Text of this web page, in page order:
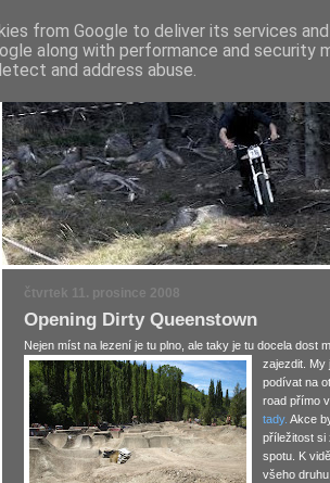
čtvrtek 11. prosince 2008
Opening Dirty Queenstown
Nejen míst na lezení je tu plno, ale taky je tu docela dost
zajezdit. My
podívat na
road přímo
tady. Akce
příležitost si
spotu. K
všeho
from Google to deliver its services
along with performance and
and address abuse.